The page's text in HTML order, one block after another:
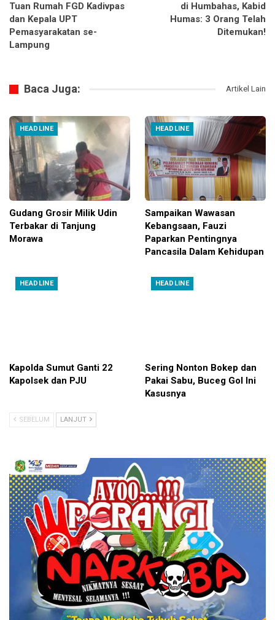
Tuan Rumah FGD Kadivpas
dan Kepala UPT
Pemasyarakatan se-
Lampung
di Humbahas, Kabid
Humas: 3 Orang Telah
Ditemukan!
Baca Juga: Artikel Lain
HEADLINE
Gudang Grosir Milik Udin
Terbakar di Tanjung
Morawa
HEADLINE
Sampaikan Wawasan
Kebangsaan, Fauzi
Paparkan Pentingnya
Pancasila Dalam Kehidupan
HEADLINE
Kapolda Sumut Ganti 22
Kapolsek dan PJU
HEADLINE
Sering Nonton Bokep dan
Pakai Sabu, Buceg Gol Ini
Kasusnya
SEBELUM LANJUT